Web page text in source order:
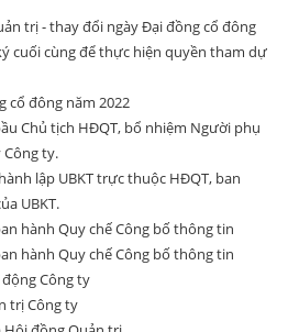
trị - thay đổi ngày Đại đồng cổ đông
cuối cùng để thực hiện quyền tham dự
cổ đông năm 2022
Chủ tịch HĐQT, bổ nhiệm Người phụ
ty.
lập UBKT trực thuộc HĐQT, ban
UBKT.
hành Quy chế Công bố thông tin
hành Quy chế Công bố thông tin
Công ty
trị Công ty